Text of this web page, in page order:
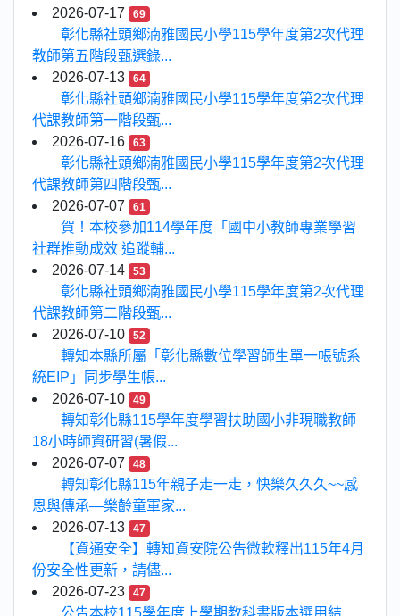
2026-07-17
69
彰化縣社頭鄉湳雅國民小學115學年度第2次代理
教師第五階段甄選錄...
2026-07-13
64
彰化縣社頭鄉湳雅國民小學115學年度第2次代理
代課教師第一階段甄...
2026-07-16
63
彰化縣社頭鄉湳雅國民小學115學年度第2次代理
代課教師第四階段甄...
2026-07-07
61
賀！本校參加114學年度「國中小教師專業學習
社群推動成效 追蹤輔...
2026-07-14
53
彰化縣社頭鄉湳雅國民小學115學年度第2次代理
代課教師第二階段甄...
2026-07-10
52
轉知本縣所屬「彰化縣數位學習師生單一帳號系
統EIP」同步學生帳...
2026-07-10
49
轉知彰化縣115學年度學習扶助國小非現職教師
18小時師資研習(暑假...
2026-07-07
48
轉知彰化縣115年親子走一走，快樂久久久~~感
恩與傳承—樂齡童軍家...
2026-07-13
47
【資通安全】轉知資安院公告微軟釋出115年4月
份安全性更新，請儘...
2026-07-23
47
公告本校115學年度上學期教科書版本選用結